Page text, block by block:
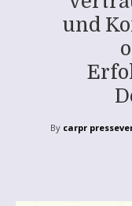
und
By carpr